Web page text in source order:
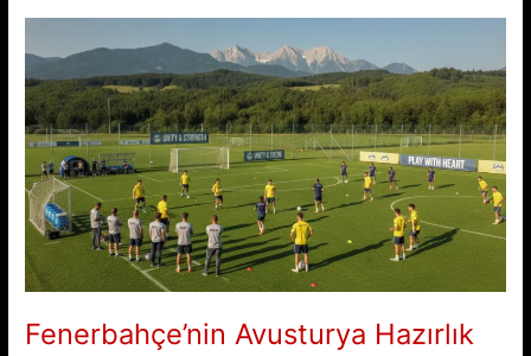
Yarı
Mbappe
Devri
Fenerbahçe’nin Avusturya Hazırlık